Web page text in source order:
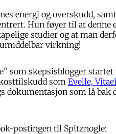
energi og overskudd,
Hun føyer til at denne
studier og at man
virkning!
som skepsisblogger startet
som Evelle,
dokumentasjon som lå bak
postingen til Spitznogle: